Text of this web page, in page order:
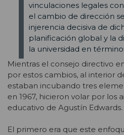
vinculaciones legales
el cambio de dirección
injerencia decisiva de
planificación global y la
la universidad en
Mientras el consejo directivo
por estos cambios, al interior
estaban incubando tres
en 1967, hicieron volar por los
educativo de Agustín Edwards.
El primero era que este